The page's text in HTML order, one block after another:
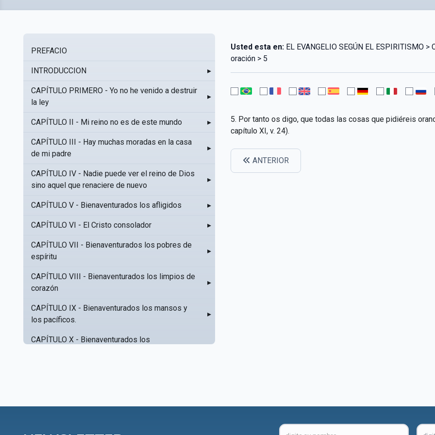
PREFACIO
INTRODUCCION ▸
CAPÍTULO PRIMERO - Yo no he venido a destruir
la ley
▸
CAPÍTULO II - Mi reino no es de este mundo ▸
CAPÍTULO III - Hay muchas moradas en la casa
de mi padre
▸
CAPÍTULO IV - Nadie puede ver el reino de Dios
sino aquel que renaciere de nuevo
▸
CAPÍTULO V - Bienaventurados los afligidos ▸
CAPÍTULO VI - El Cristo consolador ▸
CAPÍTULO VII - Bienaventurados los pobres de
espíritu
▸
CAPÍTULO VIII - Bienaventurados los limpios de
corazón
▸
CAPÍTULO IX - Bienaventurados los mansos y
los pacíficos.
▸
CAPÍTULO X - Bienaventurados los
▸
Usted esta en:EL EVANGELIO SEGÚN EL ESPIRITISMO
oración > 5
5. Por tanto os digo, que todas las cosas que pidiéreis
capítulo XI, v. 24).
ANTERIOR